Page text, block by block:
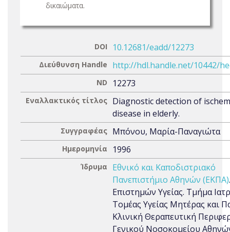
δικαιώματα.
DOI 10.12681/eadd/12273
Διεύθυνση Handle http://hdl.handle.net/10442/
ND 12273
Εναλλακτικός τίτλος Diagnostic detection of
disease in elderly.
Συγγραφέας Μπόνου, Μαρία-Παναγιώτα
Ημερομηνία 1996
Ίδρυμα
Εθνικό και Καποδιστριακό
Πανεπιστήμιο Αθηνών (ΕΚΠΑ)
Επιστημών Υγείας. Τμήμα
Τομέας Υγείας Μητέρας και
Κλινική Θεραπευτική
Γενικού Νοσοκομείου